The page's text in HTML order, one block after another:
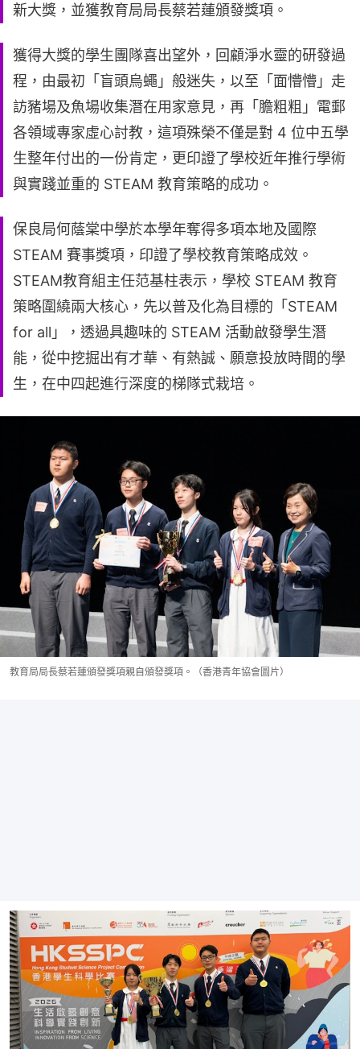
新大獎，並獲教育局局長蔡若蓮頒發獎項。
獲得大獎的學生團隊喜出望外，回顧淨水靈的研發過
程，由最初「盲頭烏蠅」般迷失，以至「面懵懵」走
訪豬場及魚場收集潛在用家意見，再「膽粗粗」電郵
各領域專家虛心討教，這項殊榮不僅是對 4 位中五學
生整年付出的一份肯定，更印證了學校近年推行學術
與實踐並重的 STEAM 教育策略的成功。
保良局何蔭棠中學於本學年奪得多項本地及國際
STEAM 賽事獎項，印證了學校教育策略成效。
STEAM教育組主任范基柱表示，學校 STEAM 教育
策略圍繞兩大核心，先以普及化為目標的「STEAM
for all」，透過具趣味的 STEAM 活動啟發學生潛
能，從中挖掘出有才華、有熱誠、願意投放時間的學
生，在中四起進行深度的梯隊式栽培。
教育局局長蔡若蓮頒發獎項親自頒發獎項。（香港青年協會圖片）